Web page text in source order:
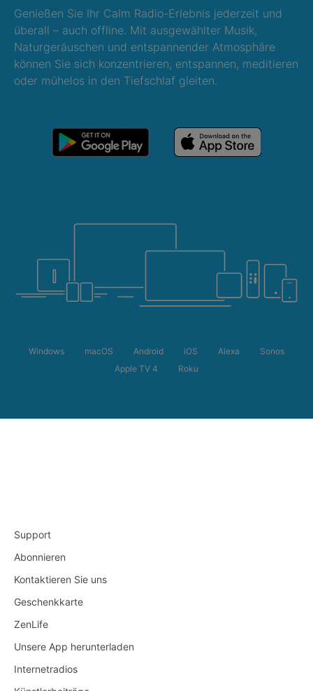
Genießen Sie Ihr Calm Radio-Erlebnis jederzeit und
überall – auch offline. Mit ausgewählter Musik,
Naturgeräuschen und entspannender Atmosphäre
können Sie sich konzentrieren, entspannen, meditieren
oder mühelos in den Tiefschlaf gleiten.
Windows macOS Android iOS Alexa
Sonos
Apple TV 4
Roku
Support
Abonnieren
Kontaktieren Sie uns
Geschenkkarte
ZenLife
Unsere App herunterladen
Internetradios